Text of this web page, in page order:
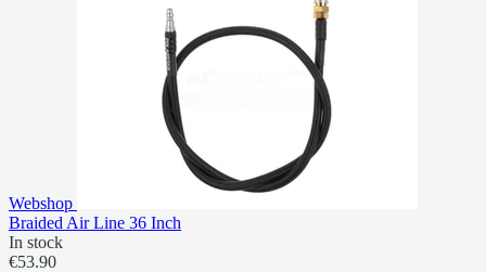
Webshop
Braided Air Line 36 Inch
In stock
€53.90